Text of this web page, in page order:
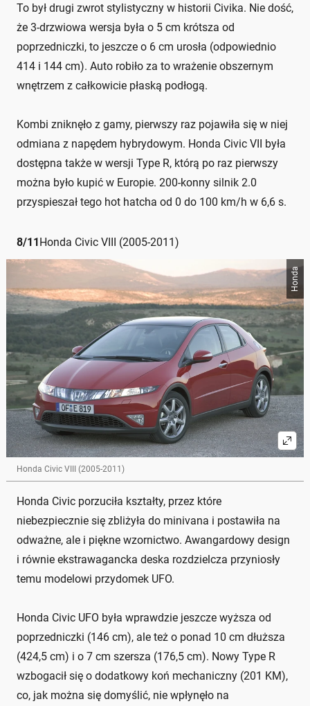
To był drugi zwrot stylistyczny w historii Civika. Nie dość,
że 3-drzwiowa wersja była o 5 cm krótsza od
poprzedniczki, to jeszcze o 6 cm urosła (odpowiednio
414 i 144 cm). Auto robiło za to wrażenie obszernym
wnętrzem z całkowicie płaską podłogą.
Kombi zniknęło z gamy, pierwszy raz pojawiła się w niej
odmiana z napędem hybrydowym. Honda Civic VII była
dostępna także w wersji Type R, którą po raz pierwszy
można było kupić w Europie. 200-konny silnik 2.0
przyspieszał tego hot hatcha od 0 do 100 km/h w 6,6 s.
8/11Honda Civic VIII (2005-2011)
Honda
Honda Civic VIII (2005-2011)
Honda Civic porzuciła kształty, przez które
niebezpiecznie się zbliżyła do minivana i postawiła na
odważne, ale i piękne wzornictwo. Awangardowy design
i równie ekstrawagancka deska rozdzielcza przyniosły
temu modelowi przydomek UFO.
Honda Civic UFO była wprawdzie jeszcze wyższa od
poprzedniczki (146 cm), ale też o ponad 10 cm dłuższa
(424,5 cm) i o 7 cm szersza (176,5 cm). Nowy Type R
wzbogacił się o dodatkowy koń mechaniczny (201 KM),
co, jak można się domyślić, nie wpłynęło na